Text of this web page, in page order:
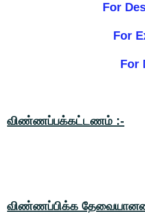
For Destitute
For Ex-
For
விண்ணப்பக்கட்டணம் :-
Rs. 1000
விண்ணப்பிக்க